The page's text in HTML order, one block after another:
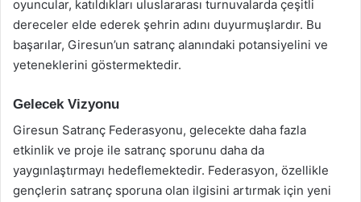
oyuncular, katıldıkları uluslararası turnuvalarda çeşitli
dereceler elde ederek şehrin adını duyurmuşlardır. Bu
başarılar, Giresun’un satranç alanındaki potansiyelini ve
yeteneklerini göstermektedir.
Gelecek Vizyonu
Giresun Satranç Federasyonu, gelecekte daha fazla
etkinlik ve proje ile satranç sporunu daha da
yaygınlaştırmayı hedeflemektedir. Federasyon, özellikle
gençlerin satranç sporuna olan ilgisini artırmak için yeni